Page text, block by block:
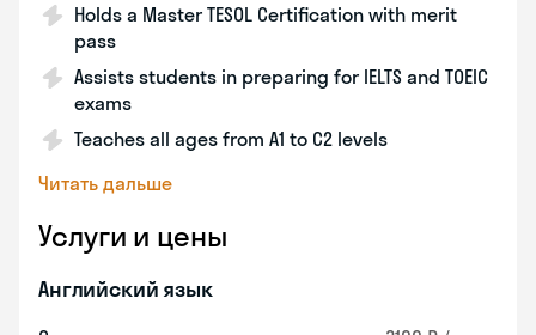
Holds a Master TESOL Certification with merit
pass
Assists students in preparing for IELTS and TOEIC
exams
Teaches all ages from A1 to C2 levels
Читать дальше
Услуги и цены
Английский язык